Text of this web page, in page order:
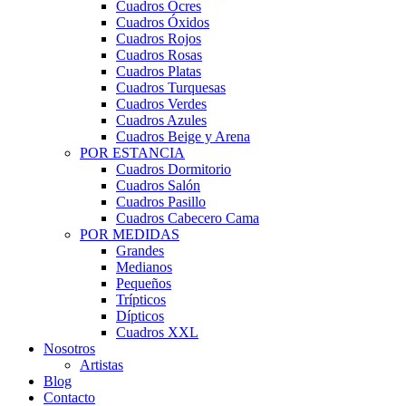
Cuadros Ocres
Cuadros Óxidos
Cuadros Rojos
Cuadros Rosas
Cuadros Platas
Cuadros Turquesas
Cuadros Verdes
Cuadros Azules
Cuadros Beige y Arena
POR ESTANCIA
Cuadros Dormitorio
Cuadros Salón
Cuadros Pasillo
Cuadros Cabecero Cama
POR MEDIDAS
Grandes
Medianos
Pequeños
Trípticos
Dípticos
Cuadros XXL
Nosotros
Artistas
Blog
Contacto